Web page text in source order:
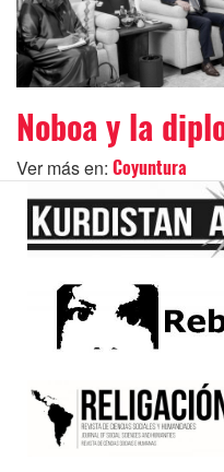
Noboa y la
Ver más en: Coyuntura